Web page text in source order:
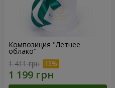
Композиция "Летнее
облако"
1 411 грн